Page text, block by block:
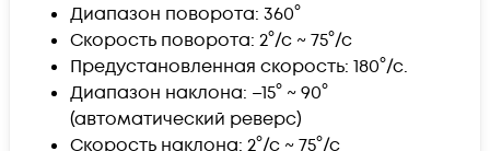
Диапазон поворота: 360°
Скорость поворота: 2°/с ~ 75°/с
Предустановленная скорость: 180°/с.
Диапазон наклона: –15° ~ 90°
(автоматический реверс)
Скорость наклона: 2°/с ~ 75°/с